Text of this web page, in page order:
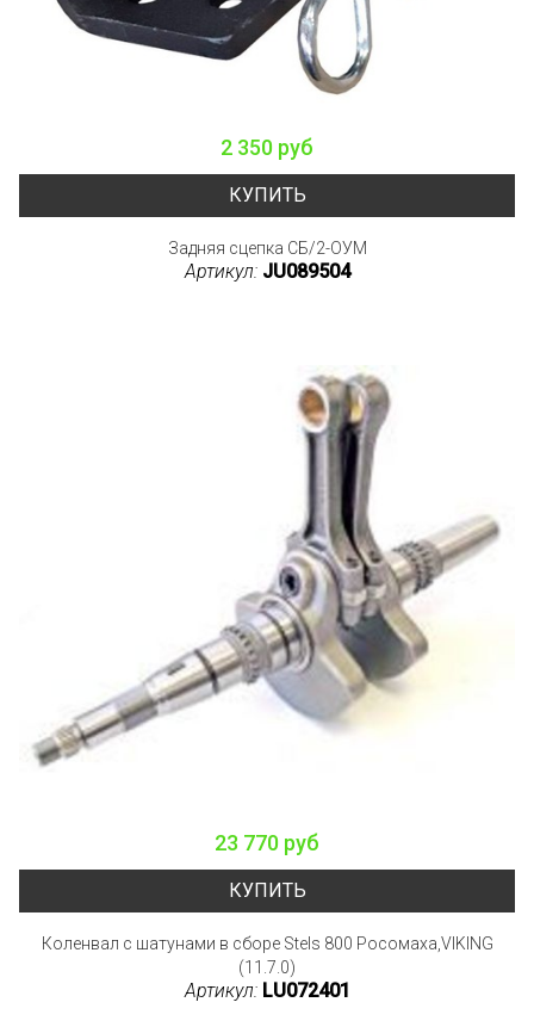
2 350 руб
КУПИТЬ
Задняя сцепка СБ/2-ОУМ
Артикул: JU089504
23 770 руб
КУПИТЬ
Коленвал с шатунами в сборе Stels 800 Росомаха,VIKING
(11.7.0)
Артикул: LU072401